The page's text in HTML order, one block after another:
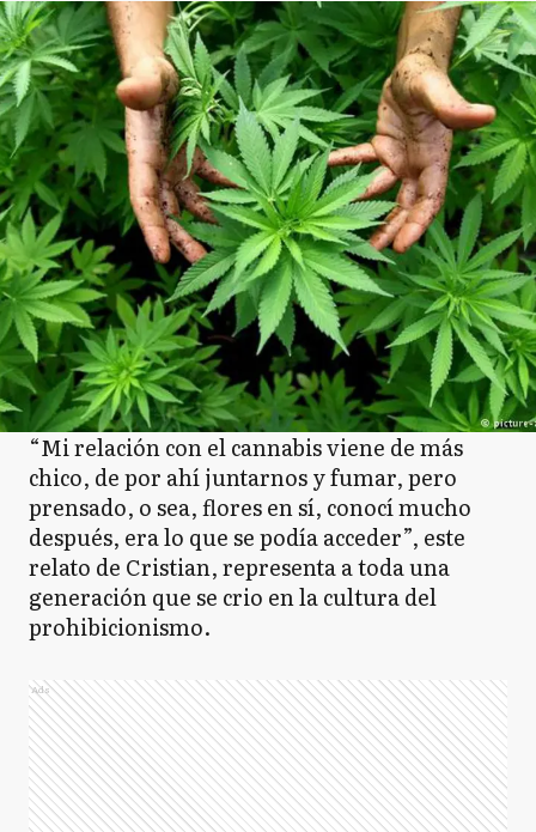
“Mi relación con el cannabis viene de más
chico, de por ahí juntarnos y fumar, pero
prensado, o sea, flores en sí, conocí mucho
después, era lo que se podía acceder”, este
relato de Cristian, representa a toda una
generación que se crio en la cultura del
prohibicionismo.
Ads